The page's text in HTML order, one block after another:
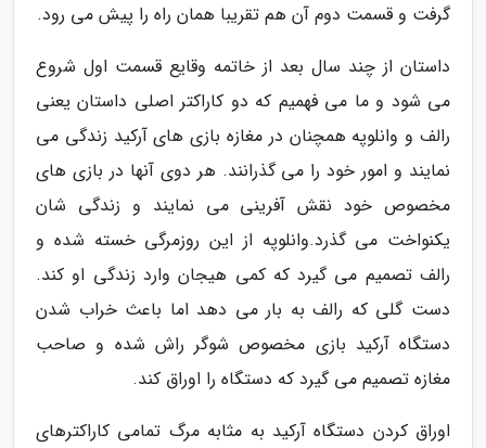
گرفت و قسمت دوم آن هم تقریبا همان راه را پیش می رود.
داستان از چند سال بعد از خاتمه وقایع قسمت اول شروع
می شود و ما می فهمیم که دو کاراکتر اصلی داستان یعنی
رالف و وانلوپه همچنان در مغازه بازی های آرکید زندگی می
نمایند و امور خود را می گذرانند. هر دوی آنها در بازی های
مخصوص خود نقش آفرینی می نمایند و زندگی شان
یکنواخت می گذرد.وانلوپه از این روزمرگی خسته شده و
رالف تصمیم می گیرد که کمی هیجان وارد زندگی او کند.
دست گلی که رالف به بار می دهد اما باعث خراب شدن
دستگاه آرکید بازی مخصوص شوگر راش شده و صاحب
مغازه تصمیم می گیرد که دستگاه را اوراق کند.
اوراق کردن دستگاه آرکید به مثابه مرگ تمامی کاراکترهای